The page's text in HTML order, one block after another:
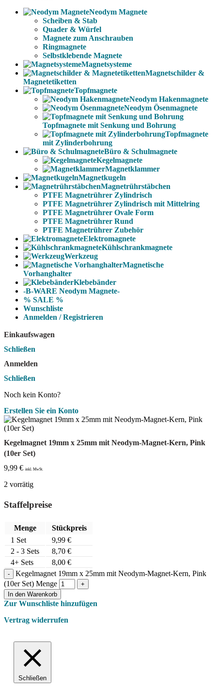
Neodym Magnete
Scheiben & Stab
Quader & Würfel
Magnete zum Anschrauben
Ringmagnete
Selbstklebende Magnete
Magnetsysteme
Magnetschilder &
Magnetetiketten
Topfmagnete
Neodym Hakenmagnete
Neodym Ösenmagnete
Topfmagnete mit Senkung und Bohrung
Topfmagnete
mit Zylinderbohrung
Büro & Schulmagnete
Kegelmagnete
Magnetklammer
Magnetkugeln
Magnetrührstäbchen
PTFE Magnetrührer Zylindrisch
PTFE Magnetrührer Zylindrisch mit Mittelring
PTFE Magnetrührer Ovale Form
PTFE Magnetrührer Rund
PTFE Magnetrührer Zubehör
Elektromagnete
Kühlschrankmagnete
Werkzeug
Magnetische
Vorhanghalter
Klebebänder
-B-WARE Neodym Magnete-
% SALE %
Wunschliste
Anmelden / Registrieren
Einkaufswagen
Schließen
Anmelden
Schließen
Noch kein Konto?
Erstellen Sie ein Konto
Kegelmagnet 19mm x 25mm mit Neodym-Magnet-Kern, Pink
(10er Set)
9,99 € inkl. MwSt.
2 vorrätig
Staffelpreise
Menge
Stückpreis
1 Set 9,99 €
2 - 3 Sets
8,70 €
4+ Sets
8,00 €
Kegelmagnet 19mm x 25mm mit Neodym-Magnet-Kern, Pink
(10er Set) Menge
In den Warenkorb
Zur Wunschliste hinzufügen
Vertrag widerrufen
Schließen